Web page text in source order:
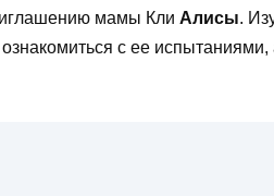
мамы Кли Алисы.
с ее